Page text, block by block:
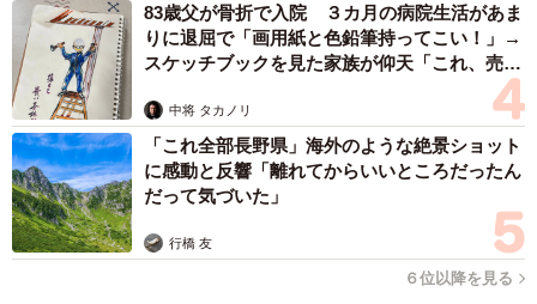
83歳父が骨折で入院 ３カ月の病院生活があま
りに退屈で「画用紙と色鉛筆持ってこい！」→
スケッチブックを見た家族が仰天「これ、売れ
中将 タカノリ
「これ全部長野県」海外のような絶景ショット
に感動と反響「離れてからいいところだったん
だって気づいた」
行橋 友
６位以降を見る